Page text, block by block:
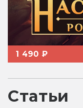
1 490 ₽
Статьи